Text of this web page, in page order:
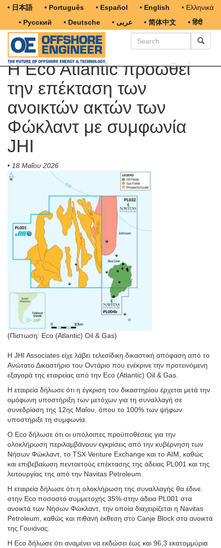
• 日本語 • Português • Español • English
• Ελληνικά
• Русский
• Deutsche • عربى • 简体中文 • हिंदी
Η Eco Atlantic προωθεί
την επέκταση των
ανοικτών ακτών των
Φώκλαντ με συμφωνία
JHI
• 18 Μαΐου 2026
(Πίστωση: Eco (Atlantic) Oil & Gas)
Η JHI Associates είχε λάβει τελεσίδικη δικαστική απόφαση από το
Ανώτατο Δικαστήριο του Οντάριο που ενέκρινε την προτεινόμενη
εξαγορά της εταιρείας από την Eco (Atlantic) Oil & Gas.
Η εταιρεία δήλωσε ότι η έγκριση του δικαστηρίου έρχεται μετά την
ομόφωνη υποστήριξη των μετόχων για τη συναλλαγή σε
συνεδρίαση της 12ης Μαΐου, όπου το 100% των ψήφων
υποστήριξε τη συμφωνία.
Ο Eco δήλωσε ότι οι υπόλοιπες προϋποθέσεις για την
ολοκλήρωση περιλαμβάνουν εγκρίσεις από την κυβέρνηση των
Νήσων Φώκλαντ, το TSX Venture Exchange και το AIM, καθώς
και επιβεβαίωση πενταετούς επέκτασης της άδειας PL001 και της
λειτουργίας της από την Navitas Petroleum.
Η εταιρεία δήλωσε ότι η ολοκλήρωση της συναλλαγής θα έδινε
στην Eco ποσοστό συμμετοχής 35% στην άδεια PL001 στα
ανοικτά των Νήσων Φώκλαντ, την οποία διαχειρίζεται η Navitas
Petroleum, καθώς και πιθανή έκθεση στο Canje Block στα ανοικτά
της Γουιάνας.
Η Eco δήλωσε ότι αναμένει να εκδώσει έως και 96,3 εκατομμύρια